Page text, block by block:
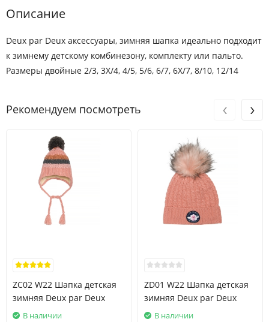
Описание
Deux par Deux аксессуары, зимняя шапка идеально подходит
к зимнему детскому комбинезону, комплекту или пальто.
Размеры двойные 2/3, 3X/4, 4/5, 5/6, 6/7, 6X/7, 8/10, 12/14
Рекомендуем посмотреть
ZC02 W22 Шапка детская
зимняя Deux par Deux
В наличии
ZD01 W22 Шапка детская
зимняя Deux par Deux
В наличии
‹ ›